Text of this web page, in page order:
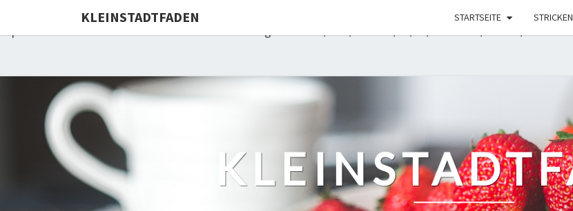
Deprecated: Die Funktion WP_Dependencies->add_data() wurde mit einem Argument aufgerufen, das seit
KLEINSTADTFADEN STARTSEITE STRICKEN